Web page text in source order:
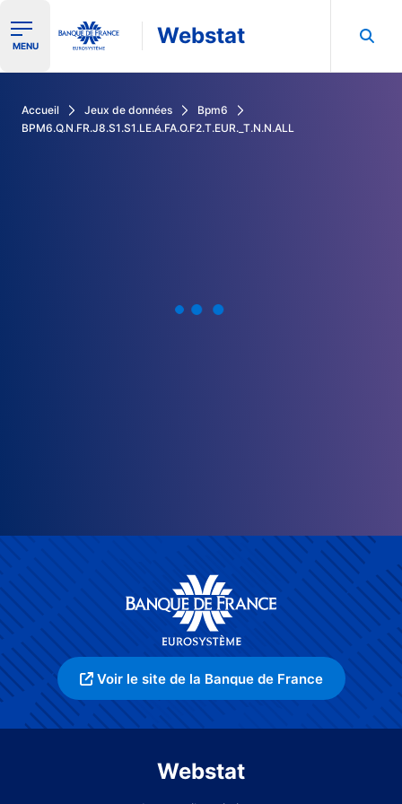
Ouvrir le menu de navigation
MENU Webstat
Accueil Jeux de données
Bpm6
BPM6.Q.N.FR.J8.S1.S1.LE.A.FA.O.F2.T.EUR._T.N.N.ALL
Voir le site de la Banque de France
Webstat